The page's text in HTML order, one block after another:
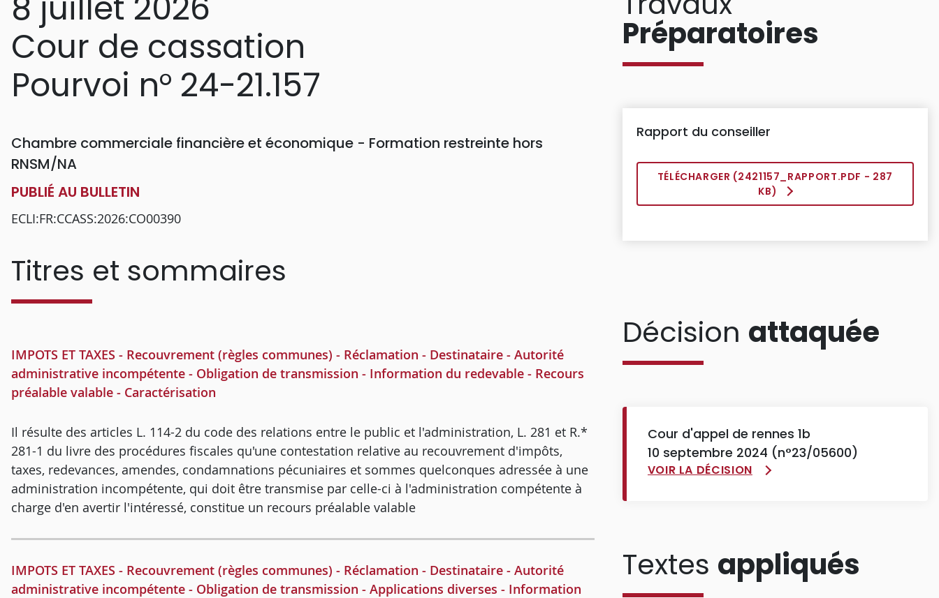
Cour de cassation
Pourvoi n° 24-21.157
Chambre commerciale financière et économique - Formation restreinte hors
RNSM/NA
PUBLIÉ AU BULLETIN
ECLI:FR:CCASS:2026:CO00390
Titres et sommaires
IMPOTS ET TAXES - Recouvrement (règles communes) - Réclamation - Destinataire - Autorité
administrative incompétente - Obligation de transmission - Information du redevable - Recours
préalable valable - Caractérisation
Il résulte des articles L. 114-2 du code des relations entre le public et l'administration, L. 281 et R.*
281-1 du livre des procédures fiscales qu'une contestation relative au recouvrement d'impôts,
taxes, redevances, amendes, condamnations pécuniaires et sommes quelconques adressée à une
administration incompétente, qui doit être transmise par celle-ci à l'administration compétente à
charge d'en avertir l'intéressé, constitue un recours préalable valable
IMPOTS ET TAXES - Recouvrement (règles communes) - Réclamation - Destinataire - Autorité
administrative incompétente - Obligation de transmission - Applications diverses - Information
Préparatoires
Rapport du conseiller
TÉLÉCHARGER (2421157_RAPPORT.PDF - 287
KB)
Décision attaquée
Cour d'appel de rennes 1b
10 septembre 2024 (n°23/05600)
VOIR LA DÉCISION
Textes appliqués